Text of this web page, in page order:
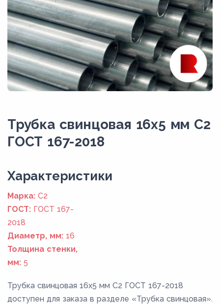
Трубка свинцовая 16х5 мм C2
ГОСТ 167-2018
Xарактеристики
Марка: C2
ГОСТ: ГОСТ 167-
2018
Диаметр, мм: 16
Толщина стенки,
мм: 5
Трубка свинцовая 16х5 мм C2 ГОСТ 167-2018
доступен для заказа в разделе «Трубка свинцовая».